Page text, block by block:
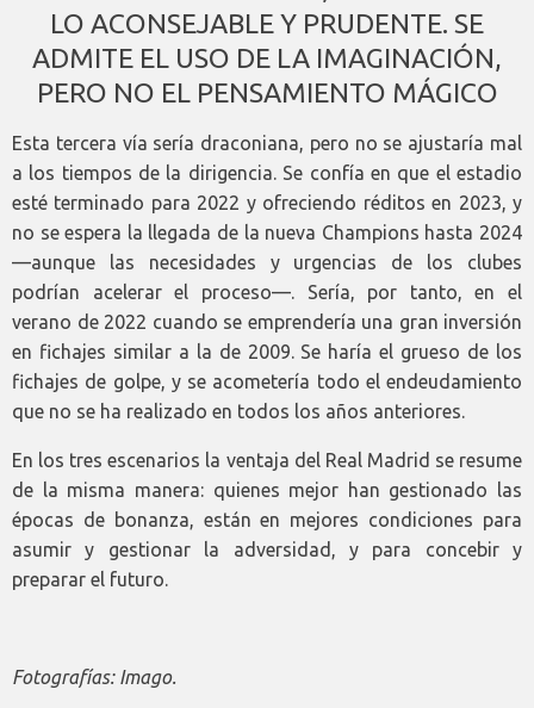
LO ACONSEJABLE Y PRUDENTE. SE
ADMITE EL USO DE LA IMAGINACIÓN,
PERO NO EL PENSAMIENTO MÁGICO
Esta tercera vía sería draconiana, pero no se ajustaría mal
a los tiempos de la dirigencia. Se confía en que el estadio
esté terminado para 2022 y ofreciendo réditos en 2023, y
no se espera la llegada de la nueva Champions hasta 2024
—aunque las necesidades y urgencias de los clubes
podrían acelerar el proceso—. Sería, por tanto, en el
verano de 2022 cuando se emprendería una gran inversión
en fichajes similar a la de 2009. Se haría el grueso de los
fichajes de golpe, y se acometería todo el endeudamiento
que no se ha realizado en todos los años anteriores.
En los tres escenarios la ventaja del Real Madrid se resume
de la misma manera: quienes mejor han gestionado las
épocas de bonanza, están en mejores condiciones para
asumir y gestionar la adversidad, y para concebir y
preparar el futuro.
Fotografías: Imago.